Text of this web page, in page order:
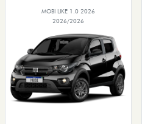
MOBI LIKE 1.0 2026
2026/2026